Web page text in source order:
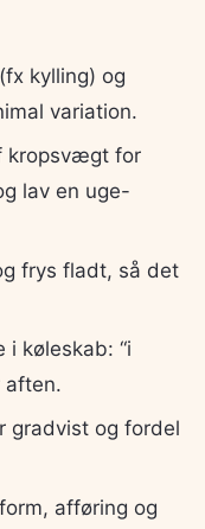
kylling) og
variation.
kropsvægt for
lav en uge-
frys fladt, så det
i køleskab: “i
aften.
gradvist og fordel
afføring og